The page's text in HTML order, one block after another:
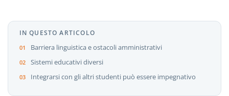
IN QUESTO ARTICOLO
Barriera linguistica e ostacoli amministrativi
Sistemi educativi diversi
Integrarsi con gli altri studenti può essere impegnativo